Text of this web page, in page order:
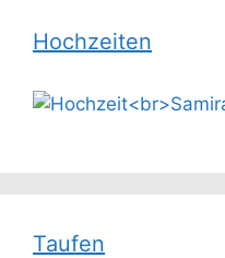
Hochzeiten
Taufen